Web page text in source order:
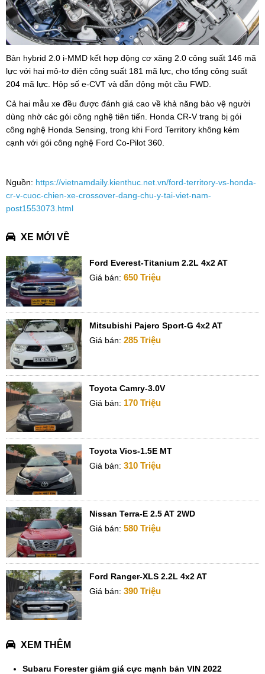
Bản hybrid 2.0 i-MMD kết hợp động cơ xăng 2.0 công suất 146 mã
lực với hai mô-tơ điện công suất 181 mã lực, cho tổng công suất
204 mã lực. Hộp số e-CVT và dẫn động một cầu FWD.
Cả hai mẫu xe đều được đánh giá cao về khả năng bảo vệ người
dùng nhờ các gói công nghệ tiên tiến. Honda CR-V trang bị gói
công nghệ Honda Sensing, trong khi Ford Territory không kém
cạnh với gói công nghệ Ford Co-Pilot 360.
Nguồn: https://vietnamdaily.kienthuc.net.vn/ford-territory-vs-honda-
cr-v-cuoc-chien-xe-crossover-dang-chu-y-tai-viet-nam-
post1553073.html
XE MỚI VỀ
Ford Everest-Titanium 2.2L 4x2 AT
Giá bán:650 Triệu
Mitsubishi Pajero Sport-G 4x2 AT
Giá bán:285 Triệu
Toyota Camry-3.0V
Giá bán: 170 Triệu
Toyota Vios-1.5E MT
Giá bán:310 Triệu
Nissan Terra-E 2.5 AT 2WD
Giá bán:580 Triệu
Ford Ranger-XLS 2.2L 4x2 AT
Giá bán:390 Triệu
XEM THÊM
Subaru Forester giảm giá cực mạnh bản VIN 2022